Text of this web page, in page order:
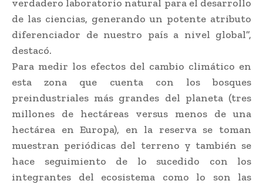
verdadero laboratorio natural para el desarrollo
de las ciencias, generando un potente atributo
diferenciador de nuestro país a nivel global”,
destacó.
Para medir los efectos del cambio climático en
esta zona que cuenta con los bosques
preindustriales más grandes del planeta (tres
millones de hectáreas versus menos de una
hectárea en Europa), en la reserva se toman
muestran periódicas del terreno y también se
hace seguimiento de lo sucedido con los
integrantes del ecosistema como lo son las